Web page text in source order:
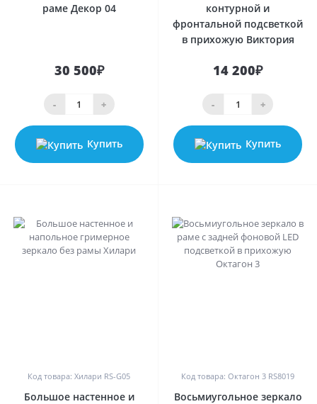
раме Декор 04
30 500₽
- +
Купить
контурной и
фронтальной подсветкой
в прихожую Виктория
14 200₽
- +
Купить
Код товара: Хилари RS-G05
Большое настенное и
Код товара: Октагон 3 RS8019
Восьмиугольное зеркало